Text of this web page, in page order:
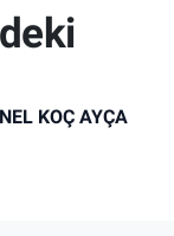
KOÇ AYÇA